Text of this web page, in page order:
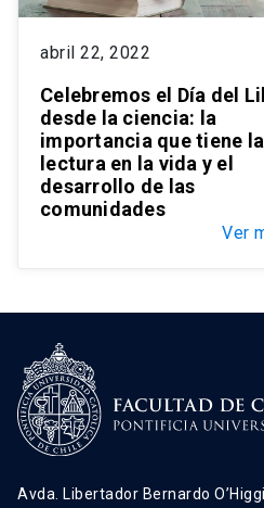
abril 22, 2022
Celebremos el Día del
desde la ciencia: la
importancia que tiene la
lectura en la vida y el
desarrollo de las
comunidades
Ver
Avda. Libertador Bernardo